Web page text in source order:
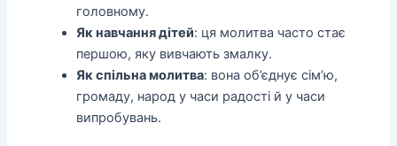
головному.
Як навчання дітей: ця молитва часто стає
першою, яку вивчають змалку.
Як спільна молитва: вона об’єднує сім’ю,
громаду, народ у часи радості й у часи
випробувань.